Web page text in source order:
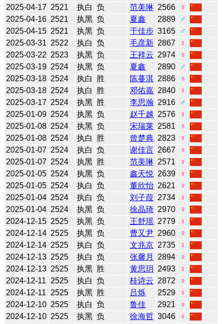
2025-04-17 2521 执白 负 范美琳 2566
♀
2025-04-16 2521 执黑 负 夏鑫 2889
♂
2025-04-15 2521 执黑 负 于佳步 3165
♂
2025-03-31 2522 执白 负 毛彦新 2867
♀
2025-03-22 2523 执黑 负 王祥云 2974
♀
2025-03-19 2524 执黑 负 夏鑫 2890
♂
2025-03-18 2524 执白 胜 陈蔓淇 2886
♀
2025-03-18 2524 执白 胜 邓佑嘉 2840
♀
2025-03-17 2524 执黑 胜 李思瀚 2916
♂
2025-01-09 2524 执黑 负 赵千越 2576
♀
2025-01-08 2524 执黑 负 宋瑞莱 2581
♀
2025-01-08 2524 执白 胜 曾楚典 2823
♀
2025-01-07 2524 执白 负 谢佳言 2667
♀
2025-01-07 2524 执黑 胜 范美琳 2571
♀
2025-01-05 2524 执黑 负 鑫天悦 2639
♀
2025-01-05 2524 执白 负 董欣怡 2621
♀
2025-01-04 2524 执白 负 刘子葭 2734
♀
2025-01-04 2524 执黑 负 徐晶琦 2970
♀
2024-12-15 2525 执黑 负 王舒瑶 2779
♀
2024-12-14 2525 执黑 负 曹又尹 2960
♀
2024-12-14 2525 执白 负 文兆京 2735
♀
2024-12-13 2525 执白 负 张馨月 2894
♀
2024-12-13 2525 执黑 胜 黄思玥 2493
♀
2024-12-11
2525 执白 负 桂诗云 2872
♀
2024-12-11
2525 执黑 胜 吕烁 2529
♀
2024-12-10 2525 执白 负 鲁佳 2921
♀
2024-12-10 2525 执黑 负 徐海哲 3046
♀